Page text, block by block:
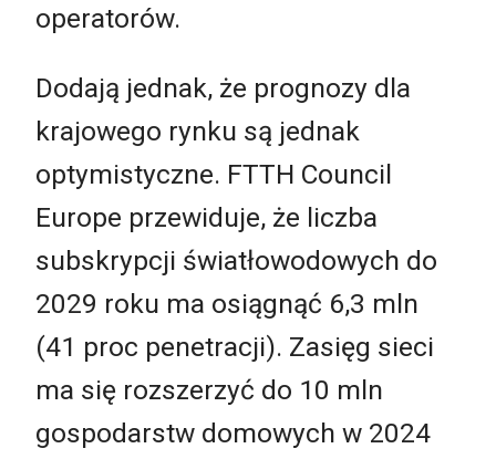
operatorów.
Dodają jednak, że prognozy dla
krajowego rynku są jednak
optymistyczne. FTTH Council
Europe przewiduje, że liczba
subskrypcji światłowodowych do
2029 roku ma osiągnąć 6,3 mln
(41 proc penetracji). Zasięg sieci
ma się rozszerzyć do 10 mln
gospodarstw domowych w 2024